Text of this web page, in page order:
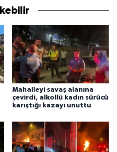
Mahalleyi savaş alanına
çevirdi, alkollü kadın sürücü
karıştığı kazayı unuttu